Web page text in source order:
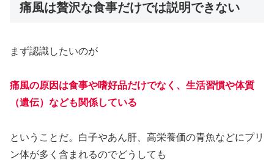
痛風は贅沢な食事だけでは説明できない
まず認識したいのが
痛風の原因は食事や嗜好品だけでなく、生活習慣や体質
（遺伝）なども関係している
ということだ。白子やあん肝、高栄養価の青魚などにプリ
ン体が多く含まれるのでどうしても